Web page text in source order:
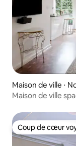
Maison de ville ⋅
Maison de ville
Coup de cœur
Coup de cœur